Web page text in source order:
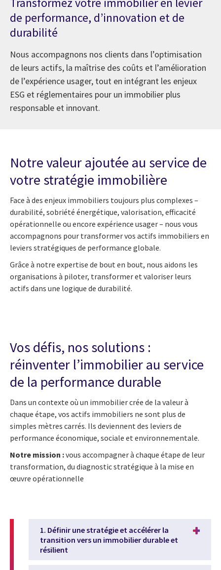
de performance, d’innovation et de
durabilité
Nous accompagnons nos clients dans l’optimisation
de leurs actifs, la maîtrise des coûts et l’amélioration
de l’expérience usager, tout en intégrant les enjeux
ESG et réglementaires pour un immobilier plus
responsable et innovant.
Notre valeur ajoutée au service de
votre stratégie immobilière
Face à des enjeux immobiliers toujours plus complexes –
durabilité, sobriété énergétique, valorisation, efficacité
opérationnelle ou encore expérience usager – nous vous
accompagnons pour transformer vos actifs immobiliers en
leviers stratégiques de performance globale.
Grâce à notre expertise de bout en bout, nous aidons les
organisations à piloter, transformer et valoriser leurs
actifs dans une logique de durabilité.
Vos défis, nos solutions :
réinventer l’immobilier au service
de la performance durable
Dans un contexte où un immobilier crée de la valeur à
chaque étape, vos actifs immobiliers ne sont plus de
simples mètres carrés. Ils deviennent des leviers de
performance économique, sociale et environnementale.
Notre mission :vous accompagner à chaque étape de leur
transformation, du diagnostic stratégique à la mise en
œuvre opérationnelle
1. Définir une stratégie et accélérer la
transition vers un immobilier durable et
résilient